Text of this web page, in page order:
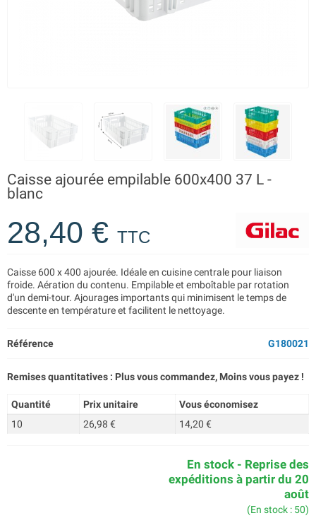
Caisse ajourée empilable 600x400 37 L -
blanc
28,40 € TTC
Caisse 600 x 400 ajourée. Idéale en cuisine centrale pour liaison
froide. Aération du contenu. Empilable et emboîtable par rotation
d'un demi-tour. Ajourages importants qui minimisent le temps de
descente en température et facilitent le nettoyage.
Référence G180021
Remises quantitatives : Plus vous commandez, Moins vous payez !
Quantité Prix unitaire
Vous économisez
10
26,98 € 14,20 €
En stock - Reprise des
expéditions à partir du 20
août
(En stock : 50)